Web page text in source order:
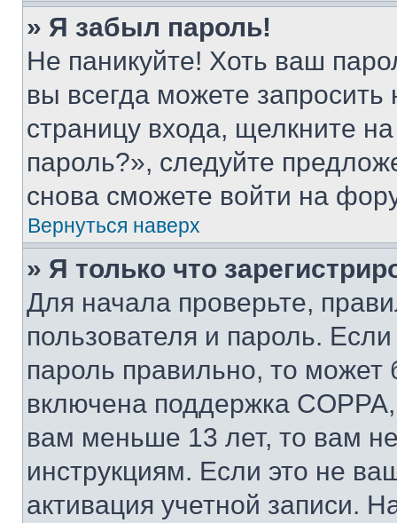
» Я забыл пароль!
Не паникуйте! Хоть ваш
вы всегда можете
страницу входа, щелкните
пароль?», следуйте
снова сможете войти на
Вернуться наверх
» Я только что
Для начала проверьте,
пользователя и пароль.
пароль правильно, то может
включена поддержка
вам меньше 13 лет, то вам
инструкциям. Если это не
активация учетной записи.